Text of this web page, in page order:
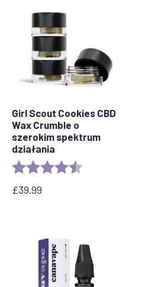
Girl Scout Cookies CBD
Wax Crumble o
szerokim spektrum
działania
Ocena:
£39.99